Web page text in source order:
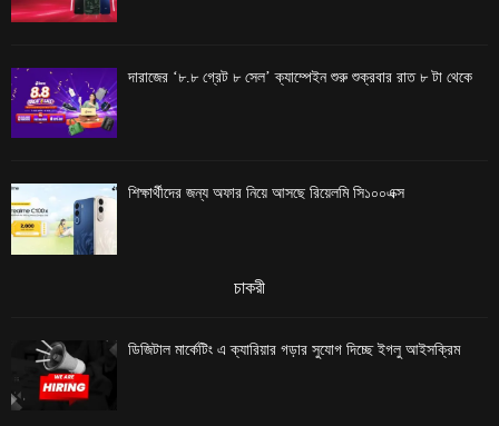
দারাজের ‘৮.৮ গ্রেট ৮ সেল’ ক্যাম্পেইন শুরু শুক্রবার রাত ৮ টা থেকে
শিক্ষার্থীদের জন্য অফার নিয়ে আসছে রিয়েলমি সি১০০এক্স
চাকরী
ডিজিটাল মার্কেটিং এ ক্যারিয়ার গড়ার সুযোগ দিচ্ছে ইগলু আইসক্রিম